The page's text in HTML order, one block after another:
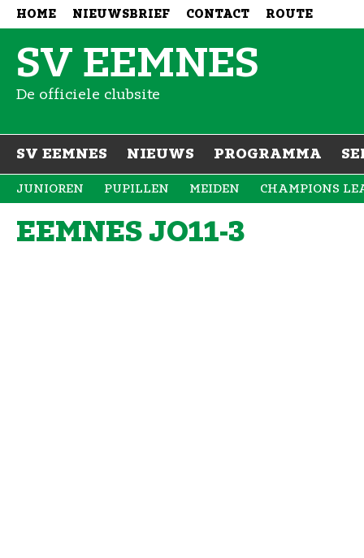
HOME NIEUWSBRIEF CONTACT ROUTE
SV EEMNES
De officiele clubsite
SV EEMNES NIEUWS PROGRAMMA
JUNIOREN PUPILLEN MEIDEN CHAMPIONS
EEMNES JO11-3